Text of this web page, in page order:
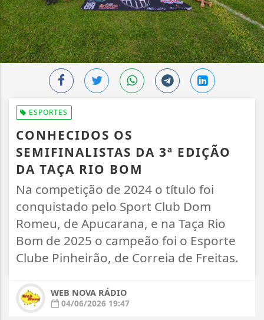
ESPORTES
CONHECIDOS OS
SEMIFINALISTAS DA 3ª EDIÇÃO
DA TAÇA RIO BOM
Na competição de 2024 o título foi
conquistado pelo Sport Club Dom
Romeu, de Apucarana, e na Taça Rio
Bom de 2025 o campeão foi o Esporte
Clube Pinheirão, de Correia de Freitas.
WEB NOVA RÁDIO
04/06/2026 19:47